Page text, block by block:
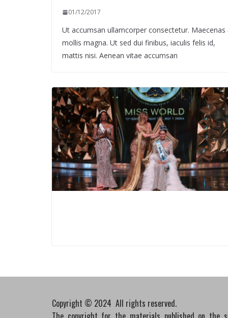
01/12/2017
Ut accumsan ullamcorper consectetur. Maecenas
mollis magna. Ut sed dui finibus, iaculis felis id,
mattis nisi. Aenean vitae accumsan
Copyright © 2024 All rights reserved.